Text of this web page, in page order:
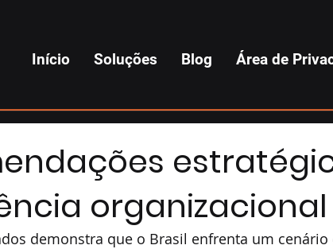
Início Soluções Blog Área de
organizacional
demonstra que o Brasil enfrenta um